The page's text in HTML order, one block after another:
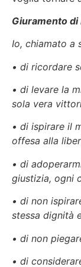
Giuramento di
Io, chiamato a
• di ricordare
• di levare la
sola vera
• di ispirare il
offesa alla
• di
giustizia, ogni
• di non
stessa dignità
• di non
• di